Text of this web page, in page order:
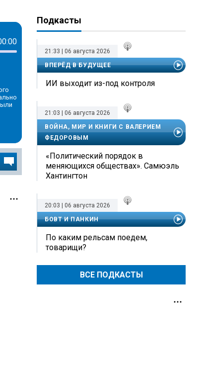
Подкасты
21:33 | 06 августа 2026
ВПЕРЁД В БУДУЩЕЕ
ИИ выходит из-под контроля
21:03 | 06 августа 2026
ВОЙНА, МИР И КНИГИ С ВАЛЕРИЕМ
ФЕДОРОВЫМ
«Политический порядок в
меняющихся обществах». Самюэль
Хантингтон
20:03 | 06 августа 2026
БОВТ И ПАНКИН
По каким рельсам поедем,
товарищи?
ВСЕ ПОДКАСТЫ